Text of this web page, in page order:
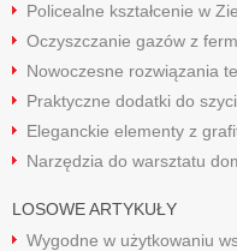
Policealne kształcenie w
Oczyszczanie gazów z
Nowoczesne rozwiązania
Praktyczne dodatki do
Eleganckie elementy z
Narzędzia do warsztatu
LOSOWE ARTYKUŁY
Wygodne w użytkowaniu